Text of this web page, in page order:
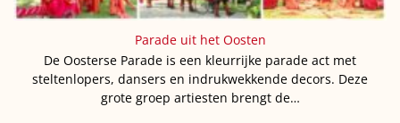
Parade uit het Oosten
De Oosterse Parade is een kleurrijke parade act met
steltenlopers, dansers en indrukwekkende decors. Deze
grote groep artiesten brengt de…